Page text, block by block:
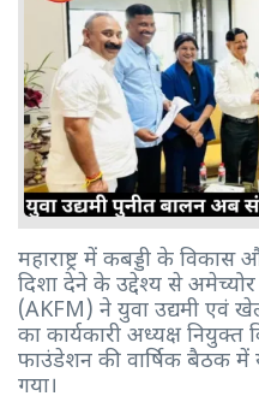
महाराष्ट्र में कबड्डी के
दिशा देने के उद्देश्य से
(AKFM) ने युवा उद्यमी एवं
का कार्यकारी अध्यक्ष
फाउंडेशन की वार्षिक बैठक में
गया।